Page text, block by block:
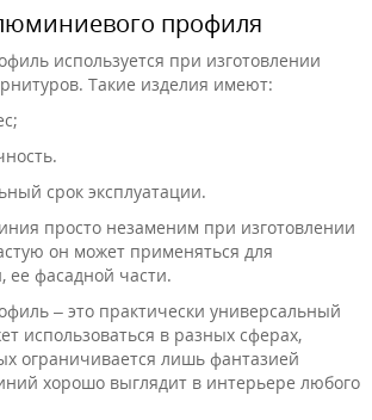
профиля
используется при изготовлении
Такие изделия имеют:
срок эксплуатации.
просто незаменим при изготовлении
он может применяться для
ее фасадной части.
– это практически универсальный
использоваться в разных сферах,
ограничивается лишь фантазией
хорошо выглядит в интерьере любого